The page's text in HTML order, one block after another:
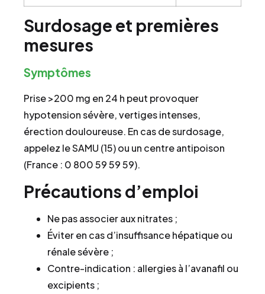
Surdosage et premières
mesures
Symptômes
Prise >200 mg en 24 h peut provoquer
hypotension sévère, vertiges intenses,
érection douloureuse. En cas de surdosage,
appelez le SAMU (15) ou un centre antipoison
(France : 0 800 59 59 59).
Précautions d’emploi
Ne pas associer aux nitrates ;
Éviter en cas d’insuffisance hépatique ou
rénale sévère ;
Contre-indication : allergies à l’avanafil ou
excipients ;